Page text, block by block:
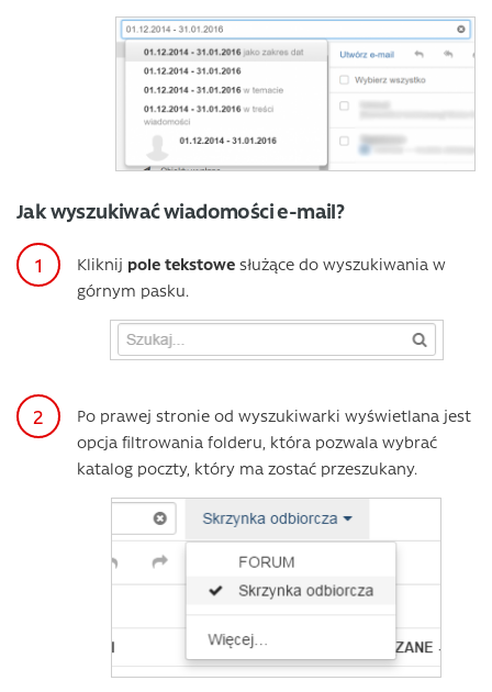
Jak wyszukiwać wiadomości e-mail?
Kliknij pole tekstowe służące do wyszukiwania w
górnym pasku.
Po prawej stronie od wyszukiwarki wyświetlana jest
opcja filtrowania folderu, która pozwala wybrać
katalog poczty, który ma zostać przeszukany.